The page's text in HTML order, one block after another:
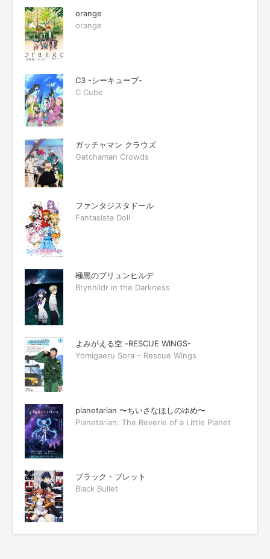
orange
orange
C3 -シーキューブ-
C Cube
ガッチャマン クラウズ
Gatchaman Crowds
ファンタジスタドール
Fantasista Doll
極黒のブリュンヒルデ
Brynhildr in the Darkness
よみがえる空 -RESCUE WINGS-
Yomigaeru Sora – Rescue Wings
planetarian 〜ちいさなほしのゆめ〜
Planetarian: The Reverie of a Little Planet
ブラック・ブレット
Black Bullet